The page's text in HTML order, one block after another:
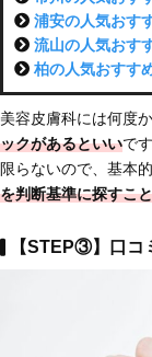
浦安の人気おす
流山の人気おす
柏の人気おすす
美容皮膚科には何度
ックがあるといいで
限らないので、基本
を判断基準に探すこと
【STEP③】口コ